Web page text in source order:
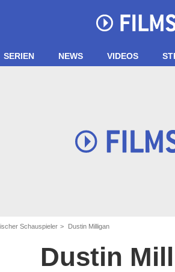
SERIEN NEWS VIDEOS
Schauspieler Dustin Milligan
Dustin